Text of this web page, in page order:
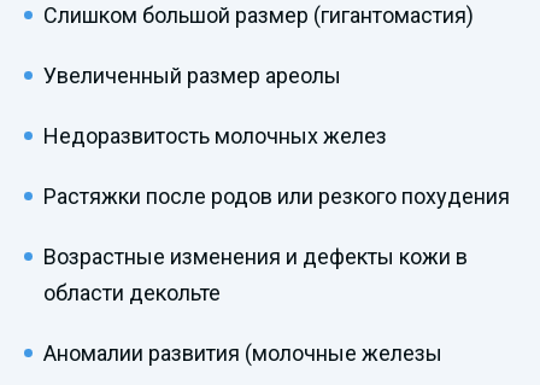
Слишком большой размер (гигантомастия)
Увеличенный размер ареолы
Недоразвитость молочных желез
Растяжки после родов или резкого похудения
Возрастные изменения и дефекты кожи в
области декольте
Аномалии развития (молочные железы